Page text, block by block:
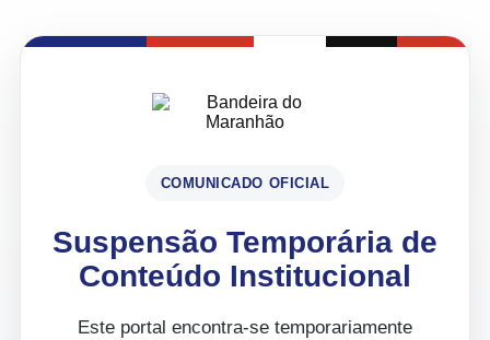
COMUNICADO OFICIAL
Suspensão Temporária de
Conteúdo Institucional
Este portal encontra-se temporariamente